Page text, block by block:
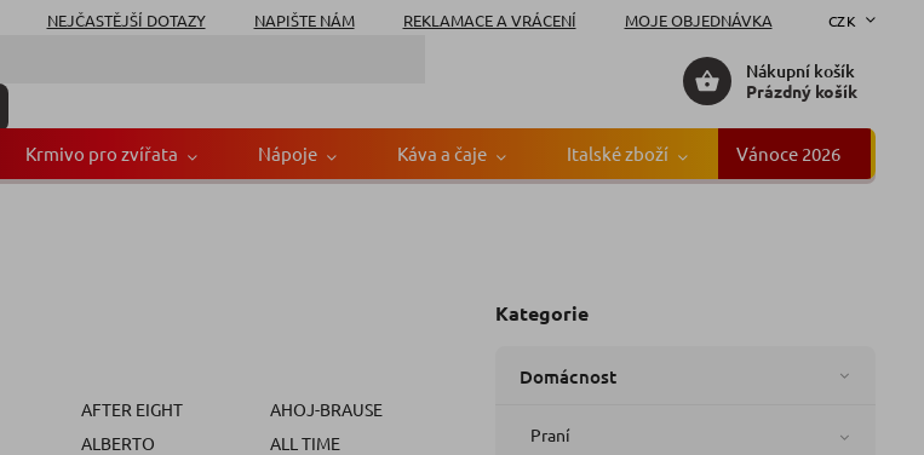
NEJČASTĚJŠÍ DOTAZY NAPIŠTE NÁM REKLAMACE A VRÁCENÍ MOJE OBJEDNÁVKA CZK
Nákupní košík
Prázdný košík
Krmivo pro zvířata Nápoje Káva a čaje Italské zboží Vánoce 2026
Kategorie
Domácnost
Praní
AFTER EIGHT
AHOJ-BRAUSE
ALBERTO
ALL TIME